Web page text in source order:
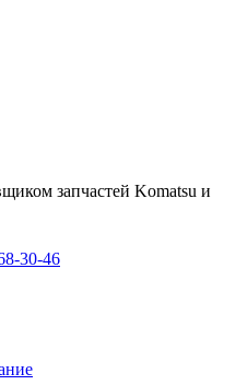
запчастей Komatsu и
30-46